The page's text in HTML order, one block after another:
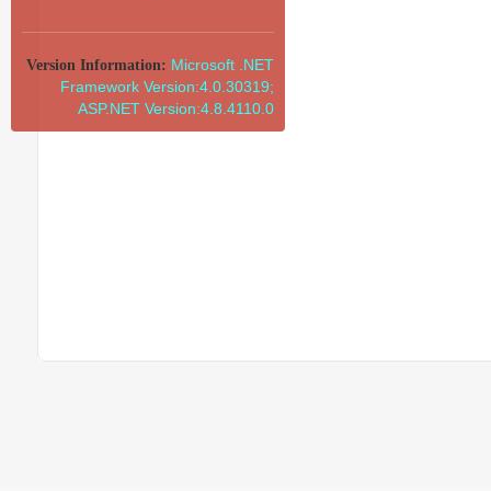
Version Information: Microsoft .NET
Framework Version:4.0.30319;
ASP.NET Version:4.8.4110.0